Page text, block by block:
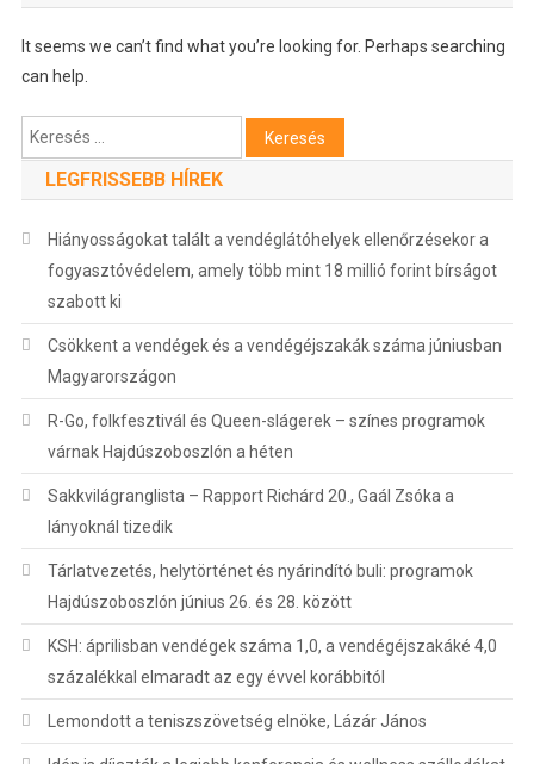
It seems we can’t find what you’re looking for. Perhaps searching
can help.
Keresés:
LEGFRISSEBB HÍREK
Hiányosságokat talált a vendéglátóhelyek ellenőrzésekor a
fogyasztóvédelem, amely több mint 18 millió forint bírságot
szabott ki
Csökkent a vendégek és a vendégéjszakák száma júniusban
Magyarországon
R-Go, folkfesztivál és Queen-slágerek – színes programok
várnak Hajdúszoboszlón a héten
Sakkvilágranglista – Rapport Richárd 20., Gaál Zsóka a
lányoknál tizedik
Tárlatvezetés, helytörténet és nyárindító buli: programok
Hajdúszoboszlón június 26. és 28. között
KSH: áprilisban vendégek száma 1,0, a vendégéjszakáké 4,0
százalékkal elmaradt az egy évvel korábbitól
Lemondott a teniszszövetség elnöke, Lázár János